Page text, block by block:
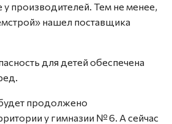
производителей. Тем не менее,
нашел поставщика
для детей обеспечена
продолжено
у гимназии № 6. А сейчас